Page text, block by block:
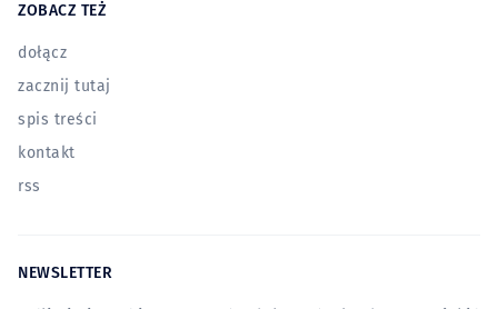
ZOBACZ TEŻ
dołącz
zacznij tutaj
spis treści
kontakt
rss
NEWSLETTER